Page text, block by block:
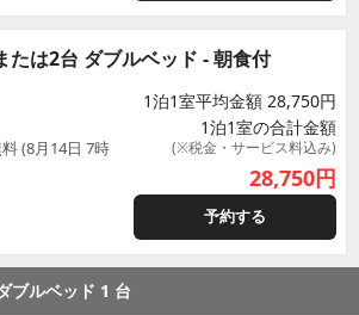
たは2台 ダブルベッド - 朝食付
(8月14日 7時
1泊1室平均金額 28,750円
1泊1室の合計金額
(※税金・サービス料込み)
28,750円
予約する
ブルベッド 1 台